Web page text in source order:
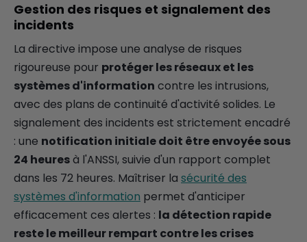
Gestion des risques et signalement des
incidents
La directive impose une analyse de risques
rigoureuse pour protéger les réseaux et les
systèmes d'information contre les intrusions,
avec des plans de continuité d'activité solides. Le
signalement des incidents est strictement encadré
: une notification initiale doit être envoyée sous
24 heuresà l'ANSSI, suivie d'un rapport complet
dans les 72 heures. Maîtriser la sécurité des
systèmes d'information permet d'anticiper
efficacement ces alertes : la détection rapide
reste le meilleur rempart contre les crises